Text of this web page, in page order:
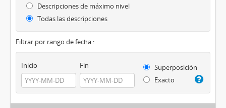
Descripciones de máximo nivel
Todas las descripciones
Filtrar por rango de fecha :
Inicio Fin
Superposición
Exacto